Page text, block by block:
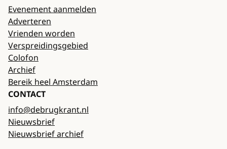
Evenement aanmelden
Adverteren
Vrienden worden
Verspreidingsgebied
Colofon
Archief
Bereik heel Amsterdam
CONTACT
info@debrugkrant.nl
Nieuwsbrief
Nieuwsbrief archief